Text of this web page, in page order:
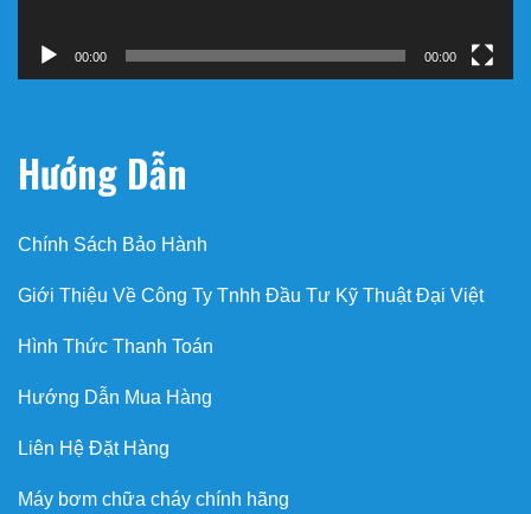
00:00 00:00
Hướng Dẫn
Chính Sách Bảo Hành
Giới Thiệu Về Công Ty Tnhh Đầu Tư Kỹ Thuật Đại Việt
Hình Thức Thanh Toán
Hướng Dẫn Mua Hàng
Liên Hệ Đặt Hàng
Máy bơm chữa cháy chính hãng